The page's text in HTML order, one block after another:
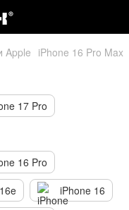
Apple iPhone 16 Pro Max
17 Pro
16 Pro
iPhone 16